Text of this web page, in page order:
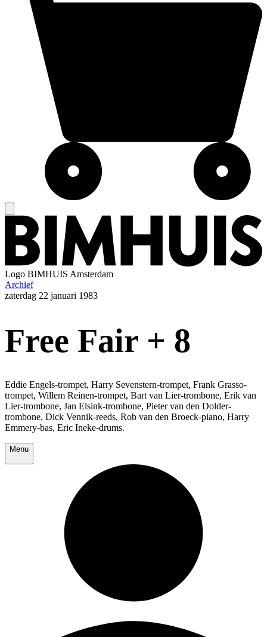
Logo BIMHUIS Amsterdam
Archief
zaterdag 22 januari 1983
Free Fair + 8
Eddie Engels-trompet, Harry Sevenstern-trompet, Frank Grasso-
trompet, Willem Reinen-trompet, Bart van Lier-trombone, Erik van
Lier-trombone, Jan Elsink-trombone, Pieter van den Dolder-
trombone, Dick Vennik-reeds, Rob van den Broeck-piano, Harry
Emmery-bas, Eric Ineke-drums.
Menu